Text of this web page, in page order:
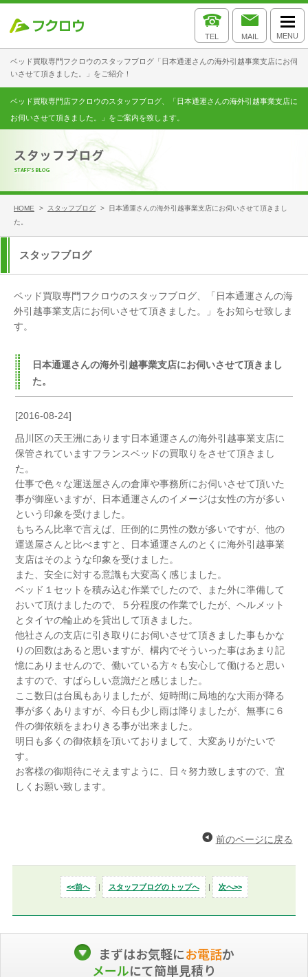
ベッド買取専門フクロウのスタッフブログ「日本通運さんの海外引越事業支店にお伺
いさせて頂きました。」をご紹介！
TEL MAIL MENU
ベッド買取専門店フクロウのスタッフブログ、「日本通運さんの海外引越事業支店に
お伺いさせて頂きました。」をご案内を致します。
HOME > スタッフブログ
> 日本通運さんの海外引越事業支店にお伺いさせて頂きまし
た。
スタッフブログ
ベッド買取専門フクロウのスタッフブログ、「日本通運さんの海
外引越事業支店にお伺いさせて頂きました。」をお知らせ致しま
す。
日本通運さんの海外引越事業支店にお伺いさせて頂きまし
た。
[2016-08-24]
品川区の天王洲にあります日本通運さんの海外引越事業支店に
保管されていますフランスベッドの買取りをさせて頂きまし
た。
仕事で色々な運送屋さんの倉庫や事務所にお伺いさせて頂いた
事が御座いますが、日本通運さんのイメージは女性の方が多い
という印象を受けました。
もちろん比率で言えば、圧倒的に男性の数が多いですが、他の
運送屋さんと比べますと、日本通運さんのとくに海外引越事業
支店はそのような印象を受けました。
また、安全に対する意識も大変高く感じました。
ベッド１セットを積み込む作業でしたので、また外に準備して
おいて頂けましたので、５分程度の作業でしたが、ヘルメット
とタイヤの輪止めを貸出して頂きました。
他社さんの支店に引き取りにお伺いさせて頂きました事もかな
りの回数はあると思いますが、構内でそういった事はあまり記
憶にありませんので、働いている方々も安心して働けると思い
ますので、すばらしい意識だと感じました。
ここ数日は台風もありましたが、短時間に局地的な大雨が降る
事が多くありますが、今日も少し雨は降りましたが、無事に６
件の御依頼をまわりきる事が出来ました。
明日も多くの御依頼を頂いておりまして、大変ありがたいで
す。
お客様の御期待にそえますように、日々努力致しますので、宜
しくお願い致します。
前のページに戻る
<<前へ | スタッフブログのトップへ | 次へ>>
まずはお気軽にお電話か
メールにて簡単見積り